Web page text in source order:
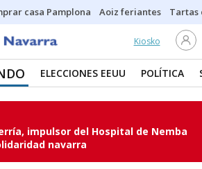
casa Pamplona Aoiz feriantes Tartas
Kiosko
ELECCIONES EEUU POLÍTICA
impulsor del Hospital de Nemba
navarra